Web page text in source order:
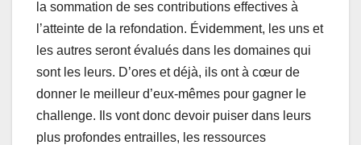
la sommation de ses contributions effectives à
l’atteinte de la refondation. Évidemment, les uns et
les autres seront évalués dans les domaines qui
sont les leurs. D’ores et déjà, ils ont à cœur de
donner le meilleur d’eux-mêmes pour gagner le
challenge. Ils vont donc devoir puiser dans leurs
plus profondes entrailles, les ressources